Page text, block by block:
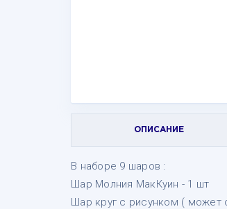
ОПИСАНИЕ
В наборе 9 шаров :
Шар Молния МакКуин - 1 шт
Шар круг с рисунком ( может